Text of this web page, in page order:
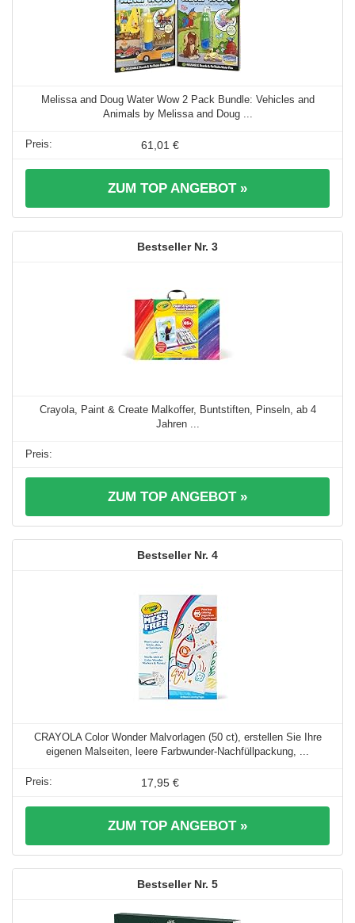
Melissa and Doug Water Wow 2 Pack Bundle: Vehicles and
Animals by Melissa and Doug ...
61,01 €
ZUM TOP ANGEBOT »
3
Crayola, Paint & Create Malkoffer, Buntstiften, Pinseln, ab 4
Jahren ...
ZUM TOP ANGEBOT »
4
CRAYOLA Color Wonder Malvorlagen (50 ct), erstellen Sie Ihre
eigenen Malseiten, leere Farbwunder-Nachfüllpackung, ...
17,95 €
ZUM TOP ANGEBOT »
5